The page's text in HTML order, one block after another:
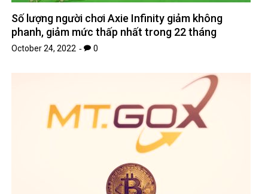
Số lượng người chơi Axie Infinity giảm không
phanh, giảm mức thấp nhất trong 22 tháng
October 24, 2022 0